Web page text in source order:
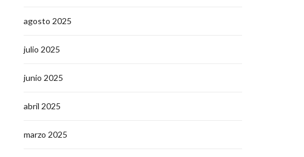
agosto 2025
julio 2025
junio 2025
abril 2025
marzo 2025